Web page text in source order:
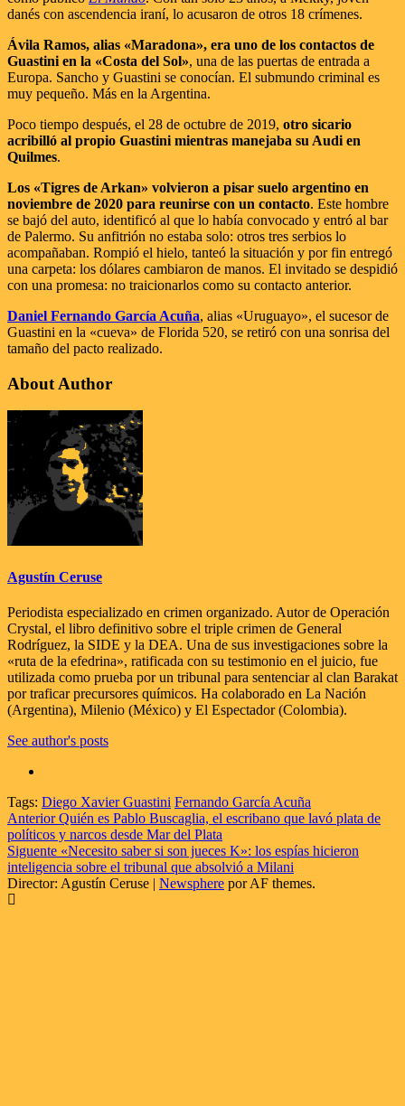
danés con ascendencia iraní, lo acusaron de otros 18 crímenes.
Ávila Ramos, alias «Maradona», era uno de los contactos de
Guastini en la «Costa del Sol», una de las puertas de entrada a
Europa. Sancho y Guastini se conocían. El submundo criminal es
muy pequeño. Más en la Argentina.
Poco tiempo después, el 28 de octubre de 2019, otro sicario
acribilló al propio Guastini mientras manejaba su Audi en
Quilmes.
Los «Tigres de Arkan» volvieron a pisar suelo argentino en
noviembre de 2020 para reunirse con un contacto. Este hombre
se bajó del auto, identificó al que lo había convocado y entró al bar
de Palermo. Su anfitrión no estaba solo: otros tres serbios lo
acompañaban. Rompió el hielo, tanteó la situación y por fin entregó
una carpeta: los dólares cambiaron de manos. El invitado se despidió
con una promesa: no traicionarlos como su contacto anterior.
Daniel Fernando García Acuña, alias «Uruguayo», el sucesor de
Guastini en la «cueva» de Florida 520, se retiró con una sonrisa del
tamaño del pacto realizado.
About Author
Agustín Ceruse
Periodista especializado en crimen organizado. Autor de Operación
Crystal, el libro definitivo sobre el triple crimen de General
Rodríguez, la SIDE y la DEA. Una de sus investigaciones sobre la
«ruta de la efedrina», ratificada con su testimonio en el juicio, fue
utilizada como prueba por un tribunal para sentenciar al clan Barakat
por traficar precursores químicos. Ha colaborado en La Nación
(Argentina), Milenio (México) y El Espectador (Colombia).
See author's posts
Tags: Diego Xavier Guastini Fernando García Acuña
Navegación
de
entradas
AnteriorQuién es Pablo Buscaglia, el escribano que lavó plata de
políticos y narcos desde Mar del Plata
Siguente «Necesito saber si son jueces K»: los espías hicieron
inteligencia sobre el tribunal que absolvió a Milani
Director: Agustín Ceruse | Newsphere por AF themes.